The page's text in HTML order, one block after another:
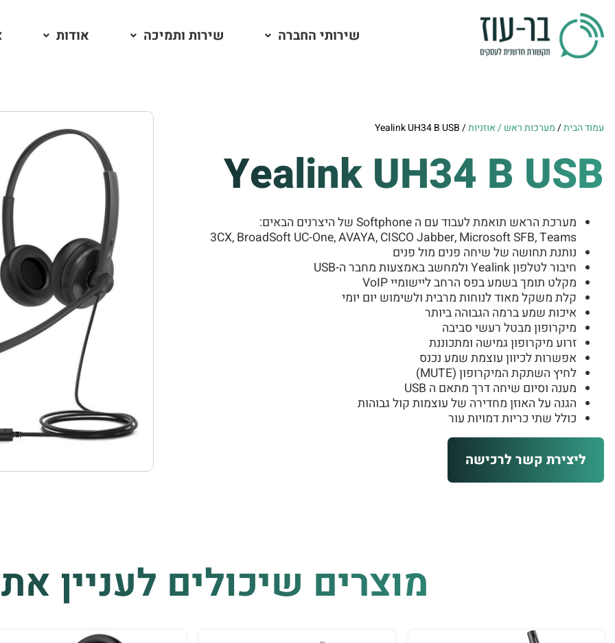
שירותי החברה שירות ותמיכה אודות
עמוד הבית/מערכות ראש / אוזניות/ Yealink UH34 B USB
Yealink UH34 B USB
מערכת הראש תואמת לעבוד עם ה Softphone של היצרנים הבאים:
3CX, BroadSoft UC-One, AVAYA, CISCO Jabber, Microsoft SFB, Teams
נותנת תחושה של שיחה פנים מול פנים
חיבור לטלפון Yealink ולמחשב באמצעות מחבר ה-USB
מקלט תומך בשמע בפס הרחב ליישומיי VoIP
קלת משקל מאוד לנוחות מרבית ולשימוש יום יומי
איכות שמע ברמה הגבוהה ביותר
מיקרופון מבטל רעשי סביבה
זרוע מיקרופון גמישה ומתכוננת
אפשרות לכיוון עוצמת שמע נכנס
לחיץ השתקת המיקרופון (MUTE)
מענה וסיום שיחה דרך מתאם ה USB
הגנה על האוזן מחדירה של עוצמות קול גבוהות
כולל שתי כריות דמויות עור
ליצירת קשר לרכישה
מוצרים שיכולים לעניין